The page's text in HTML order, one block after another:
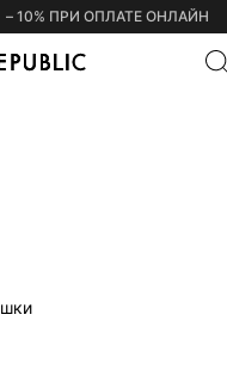
– 10% ПРИ ОПЛАТЕ ОНЛАЙН
ПЛАТЬЕ